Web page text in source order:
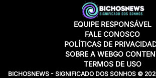
EQUIPE RESPONSÁVEL
FALE CONOSCO
POLÍTICAS DE
SOBRE A WEBGO
TERMOS DE USO
BICHOSNEWS - SIGNIFICADO DOS SONHOS ©